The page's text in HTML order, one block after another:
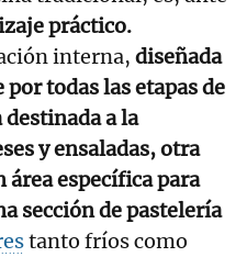
práctico.
interna, diseñada
todas las etapas de
destinada a la
y ensaladas, otra
específica para
sección de pastelería
tanto fríos como